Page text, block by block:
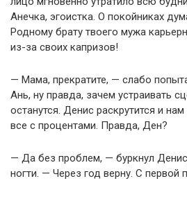
Анечка, эгоистка. О покойниках
Родному брату твоего мужа
из-за своих капризов!
— Мама, прекратите, — слабо
Ань, ну правда, зачем устраивать
останутся. Денис раскрутится и
все с процентами. Правда, Ден?
— Да без проблем, — буркнул
ногти. — Через год верну. С первой